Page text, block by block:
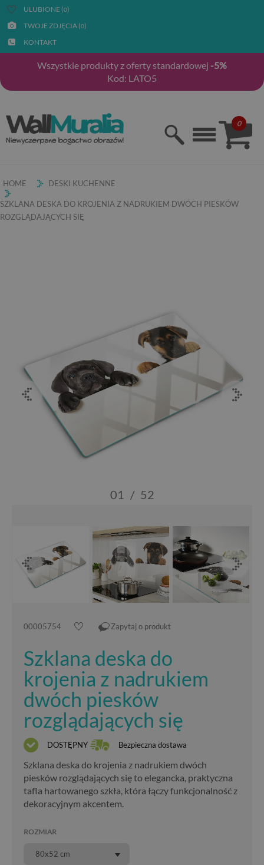
ULUBIONE (0)
TWOJE ZDJĘCIA (0)
KONTAKT
Wszystkie produkty z oferty standardowej -5%
Kod: LATO5
0
HOME DESKI KUCHENNE
SZKLANA DESKA DO KROJENIA Z NADRUKIEM DWÓCH PIESKÓW
ROZGLĄDAJĄCYCH SIĘ
01 / 52
00005754 Zapytaj o produkt
Szklana deska do
krojenia z nadrukiem
dwóch piesków
rozglądających się
DOSTĘPNY Bezpieczna dostawa
Szklana deska do krojenia z nadrukiem dwóch
piesków rozglądających się to elegancka, praktyczna
tafla hartowanego szkła, która łączy funkcjonalność z
dekoracyjnym akcentem.
ROZMIAR
80x52 cm